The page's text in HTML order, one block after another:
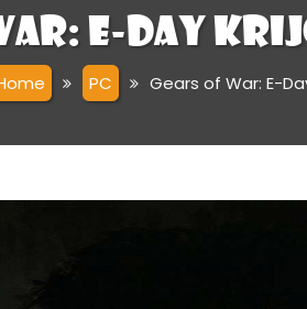
E-Day
PC Gears of War: E-